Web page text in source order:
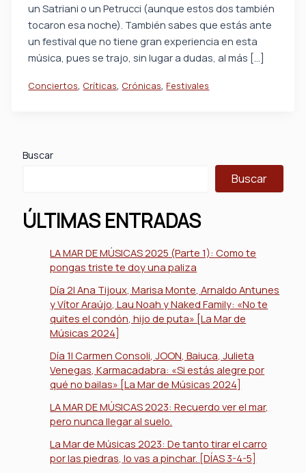
un Satriani o un Petrucci (aunque estos dos también
tocaron esa noche). También sabes que estás ante
un festival que no tiene gran experiencia en esta
música, pues se trajo, sin lugar a dudas, al más […]
Conciertos, Críticas, Crónicas, Festivales
Buscar
Buscar
ÚLTIMAS ENTRADAS
LA MAR DE MÚSICAS 2025 (Parte 1): Como te
pongas triste te doy una paliza
Día 2| Ana Tijoux, Marisa Monte, Arnaldo Antunes
y Vítor Araújo, Lau Noah y Naked Family: «No te
quites el condón, hijo de puta» [La Mar de
Músicas 2024]
Día 1| Carmen Consoli, JOON, Baiuca, Julieta
Venegas, Karmacadabra: «Si estás alegre por
qué no bailas» [La Mar de Músicas 2024]
LA MAR DE MÚSICAS 2023: Recuerdo ver el mar,
pero nunca llegar al suelo.
La Mar de Músicas 2023: De tanto tirar el carro
por las piedras, lo vas a pinchar. [DÍAS 3-4-5]